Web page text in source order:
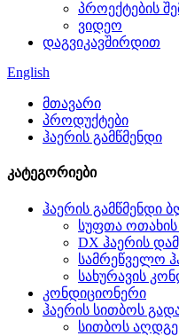
პროექტების
ვიდეო
დაგვიკავშირდით
English
მთავარი
პროდუქტები
ჰაერის გამწმენდი
კატეგორიები
ჰაერის გამწმენდი
სუფთა ოთახის
DX ჰაერის
სამრეწველო
სახურავის
კონდიციონერი
ჰაერის სითბოს
სითბოს